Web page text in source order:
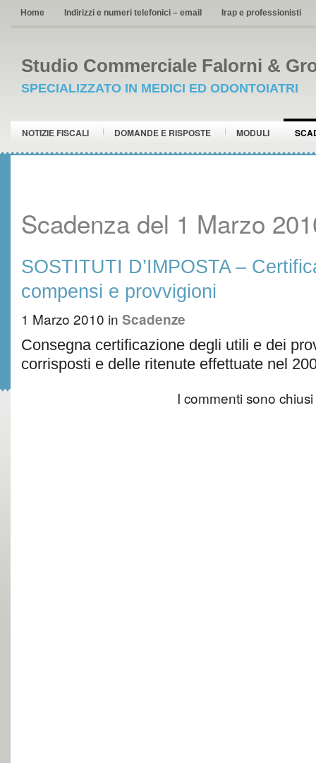
Home Indirizzi e numeri telefonici – email Irap e professionisti
Studio Commerciale Falorni &
SPECIALIZZATO IN MEDICI ED ODONTOIATRI
NOTIZIE FISCALI DOMANDE E RISPOSTE MODULI
Scadenza del 1 Marzo
SOSTITUTI D’IMPOSTA –
compensi e provvigioni
1 Marzo 2010 in Scadenze
Consegna certificazione degli utili e dei
corrisposti e delle ritenute effettuate nel
I commenti sono chiusi